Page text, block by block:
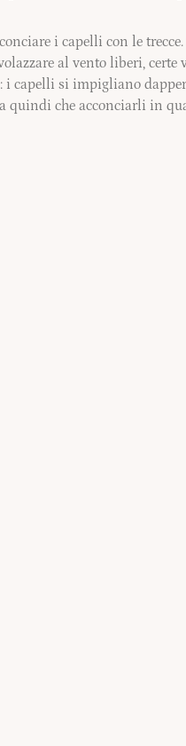
i capelli con le
al vento liberi, certe
i capelli si impigliano
quindi che acconciarli in